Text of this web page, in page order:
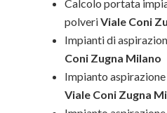
Calcolo portata
polveriViale Coni
Impianti di
Coni Zugna Milano
Impianto
Viale Coni Zugna